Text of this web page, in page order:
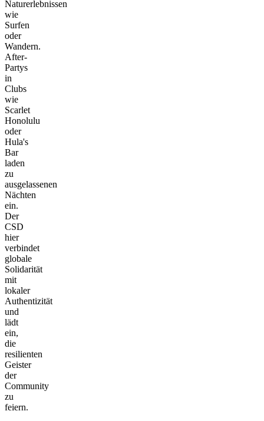
Naturerlebnissen
wie
Surfen
oder
Wandern.
After-
Partys
in
Clubs
wie
Scarlet
Honolulu
oder
Hula's
Bar
laden
zu
ausgelassenen
Nächten
ein.
Der
CSD
hier
verbindet
globale
Solidarität
mit
lokaler
Authentizität
und
lädt
ein,
die
resilienten
Geister
der
Community
zu
feiern.